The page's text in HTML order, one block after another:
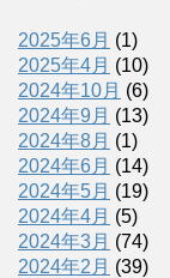
2025年6月 (1)
2025年4月 (10)
2024年10月 (6)
2024年9月 (13)
2024年8月 (1)
2024年6月 (14)
2024年5月 (19)
2024年4月 (5)
2024年3月 (74)
2024年2月 (39)